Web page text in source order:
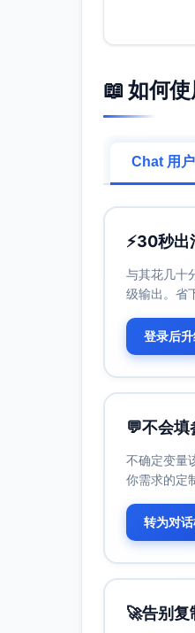
📖 如何使
Chat 用户
⚡30秒出
与其花几十
级输出。省
登录后
💬不会填
不确定变量
你需求的定
转为对
🚀告别复